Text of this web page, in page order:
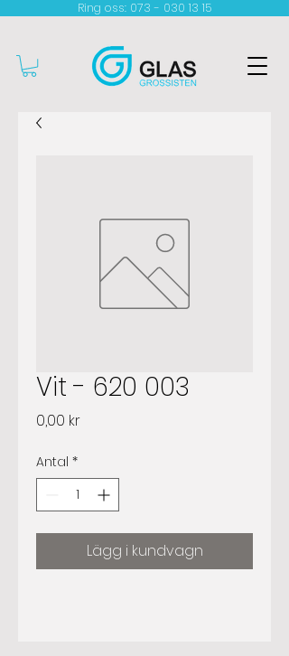
Ring oss: 073 - 030 13 15​
Vit - 620 003
0,00 krPris
Antal *
Lägg i kundvagn